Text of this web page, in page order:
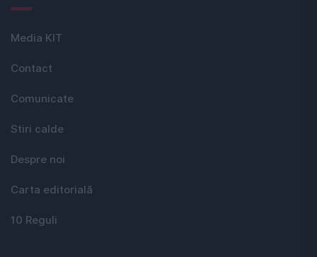
Media KIT
Contact
Comunicate
Stiri calde
Despre noi
Carta editorială
10 Reguli